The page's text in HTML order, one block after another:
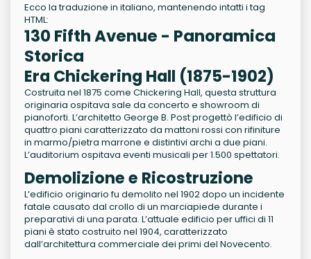
Ecco la traduzione in italiano, mantenendo intatti i tag
HTML:
130 Fifth Avenue - Panoramica
Storica
Era Chickering Hall (1875-1902)
Costruita nel 1875 come Chickering Hall, questa struttura
originaria ospitava sale da concerto e showroom di
pianoforti. L’architetto George B. Post progettò l’edificio di
quattro piani caratterizzato da mattoni rossi con rifiniture
in marmo/pietra marrone e distintivi archi a due piani.
L’auditorium ospitava eventi musicali per 1.500 spettatori.
Demolizione e Ricostruzione
L’edificio originario fu demolito nel 1902 dopo un incidente
fatale causato dal crollo di un marciapiede durante i
preparativi di una parata. L’attuale edificio per uffici di 11
piani è stato costruito nel 1904, caratterizzato
dall’architettura commerciale dei primi del Novecento.